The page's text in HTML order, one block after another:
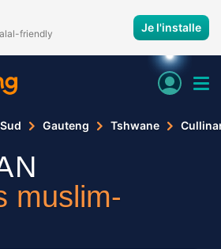
friendly Je l'installe
Gauteng Tshwane
muslim-